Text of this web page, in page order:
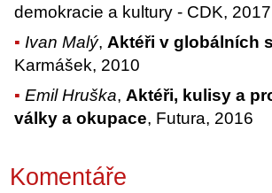
demokracie a kultury - CDK, 2017
Ivan Malý,Aktéři v globálních
Karmášek, 2010
Emil Hruška,Aktéři, kulisy a
války a okupace, Futura, 2016
Komentáře